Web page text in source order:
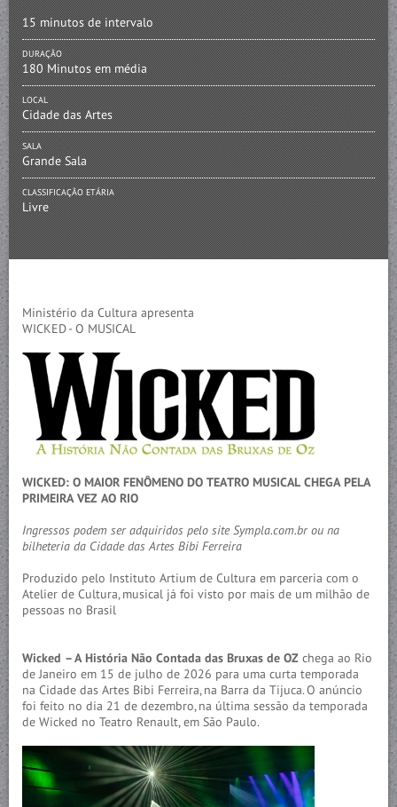
15 minutos de intervalo
DURAÇÃO
180 Minutos em média
LOCAL
Cidade das Artes
SALA
Grande Sala
CLASSIFICAÇÃO ETÁRIA
Livre
Ministério da Cultura apresenta
WICKED - O MUSICAL
WICKED: O MAIOR FENÔMENO DO TEATRO MUSICAL CHEGA PELA
PRIMEIRA VEZ AO RIO
Ingressos podem ser adquiridos pelo site Sympla.com.brou na
bilheteria da Cidade das Artes Bibi Ferreira
Produzido pelo Instituto Artium de Cultura em parceria com o
Atelier de Cultura, musical já foi visto por mais de um milhão de
pessoas no Brasil
Wicked – A História Não Contada das Bruxas de OZ chega ao Rio
de Janeiro em 15 de julho de 2026 para uma curta temporada
na Cidade das Artes Bibi Ferreira, na Barra da Tijuca. O anúncio
foi feito no dia 21 de dezembro, na última sessão da temporada
de Wicked no Teatro Renault, em São Paulo.